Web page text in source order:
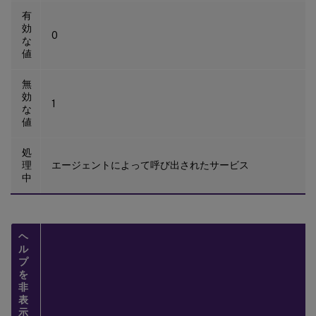
有
効
な
値
0
無
効
な
値
1
処
理
中
エージェントによって呼び出されたサービス
ヘ
ル
プ
を
非
表
示